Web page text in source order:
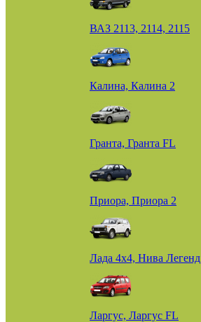
ВАЗ 2113, 2114, 2115
Калина, Калина 2
Гранта, Гранта FL
Приора, Приора 2
Лада 4х4, Нива Легенд
Ларгус, Ларгус FL